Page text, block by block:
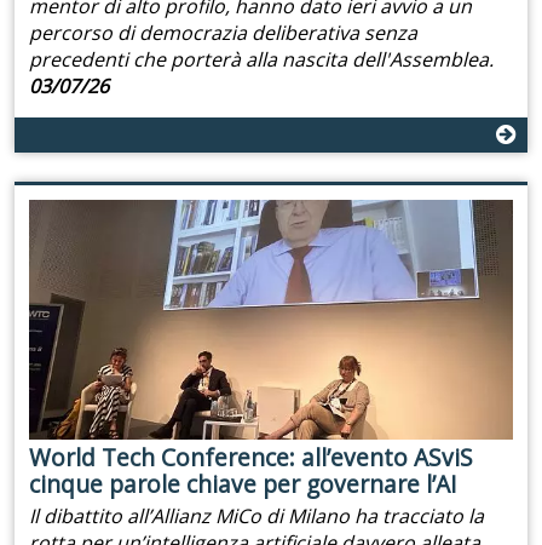
mentor di alto profilo, hanno dato ieri avvio a un
percorso di democrazia deliberativa senza
precedenti che porterà alla nascita dell'Assemblea.
03/07/26
World Tech Conference: all’evento ASviS
cinque parole chiave per governare l’AI
Il dibattito all’Allianz MiCo di Milano ha tracciato la